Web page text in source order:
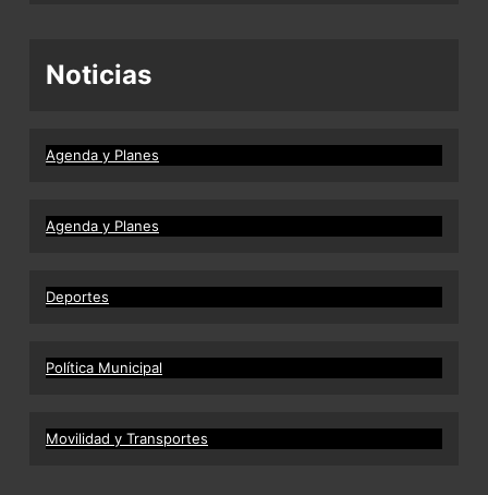
Noticias
Agenda y Planes
Agenda y Planes
Deportes
Política Municipal
Movilidad y Transportes